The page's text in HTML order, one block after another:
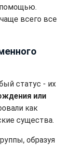
помощью.
всего все
статус - их
или
как
существа.
образуя